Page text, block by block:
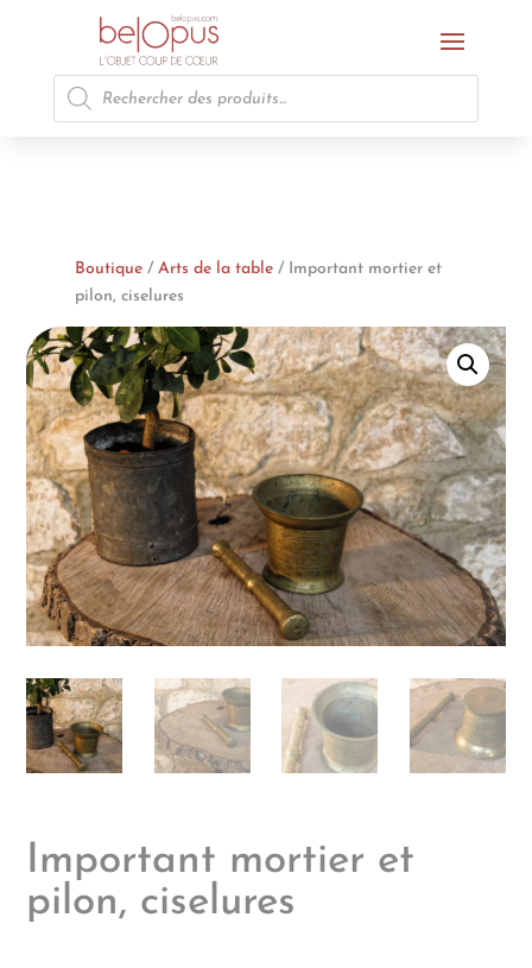
Recherche
de
produits
Boutique/ Arts de la table/ Important mortier et
pilon, ciselures
Important mortier et
pilon, ciselures